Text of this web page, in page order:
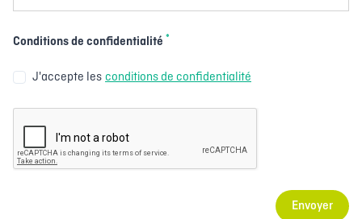
Conditions de confidentialité *
J'accepte les conditions de confidentialité
Envoyer